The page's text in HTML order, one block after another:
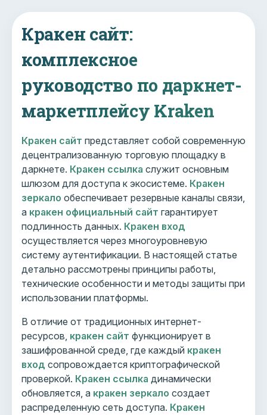
Кракен сайт:
комплексное
руководство по даркнет-
маркетплейсу Kraken
Кракен сайт представляет собой современную
децентрализованную торговую площадку в
даркнете. Кракен ссылка служит основным
шлюзом для доступа к экосистеме. Кракен
зеркало обеспечивает резервные каналы связи,
а кракен официальный сайт гарантирует
подлинность данных. Кракен вход
осуществляется через многоуровневую
систему аутентификации. В настоящей статье
детально рассмотрены принципы работы,
технические особенности и методы защиты при
использовании платформы.
В отличие от традиционных интернет-
ресурсов, кракен сайт функционирует в
зашифрованной среде, где каждый кракен
вход сопровождается криптографической
проверкой. Кракен ссылка динамически
обновляется, а кракен зеркало создает
распределенную сеть доступа. Кракен